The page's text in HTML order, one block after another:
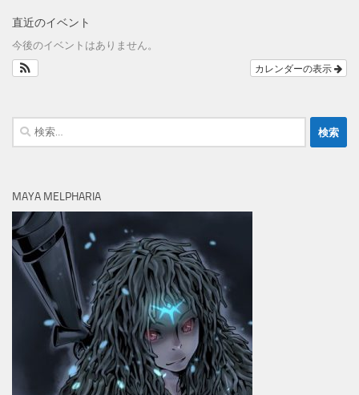
直近のイベント
今後のイベントはありません。
カレンダーの表示
検
索:
MAYA MELPHARIA